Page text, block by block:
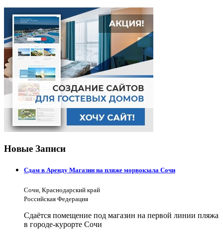
Новые Записи
Сдам в Аренду Магазин на пляже морвокзала Сочи
Сочи, Краснодарский край
Российская Федерация
Сдаётся помещение под магазин на первой линии пляжа
в городе-курорте Сочи